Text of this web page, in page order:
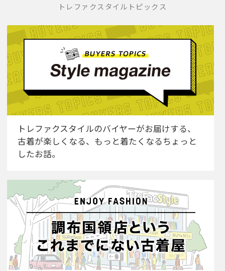
トレファクスタイルトピックス
トレファクスタイルのバイヤーがお届けする、
古着が楽しくなる、もっと着たくなるちょっと
したお話。